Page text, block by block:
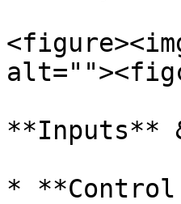
**Inputs**
* **Control